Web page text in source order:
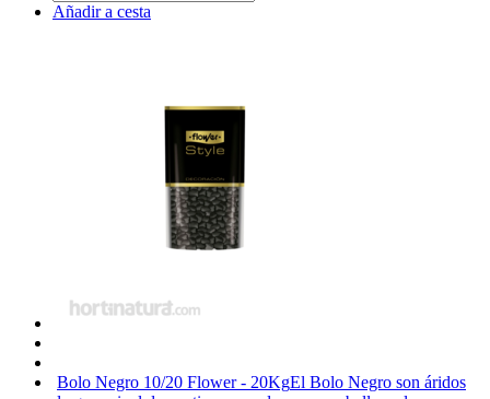
Añadir a cesta
Bolo Negro 10/20 Flower - 20KgEl Bolo Negro son áridos